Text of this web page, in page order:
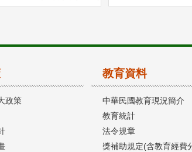
政策
教育資料
中華民國教育現況簡介
教育統計
法令規章
獎補助規定(含教育經費